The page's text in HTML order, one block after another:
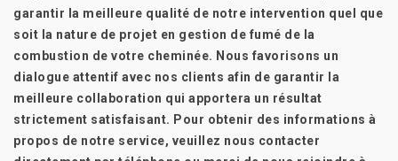
garantir la meilleure qualité de notre intervention quel que
soit la nature de projet en gestion de fumé de la
combustion de votre cheminée. Nous favorisons un
dialogue attentif avec nos clients afin de garantir la
meilleure collaboration qui apportera un résultat
strictement satisfaisant. Pour obtenir des informations à
propos de notre service, veuillez nous contacter